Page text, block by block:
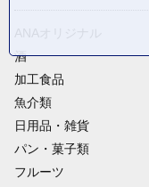
酒
加工食品
魚介類
日用品・雑貨
パン・菓子類
フルーツ